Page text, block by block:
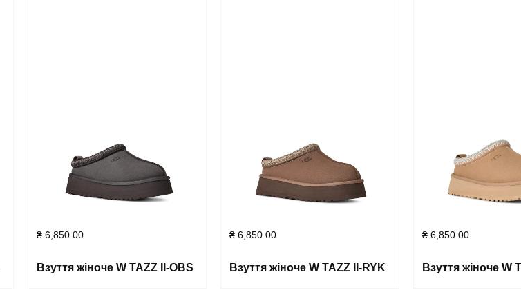
₴ 6,850.00
Взуття жіноче W TAZZ II-OBS
₴ 6,850.00
Взуття жіноче W TAZZ II-RYK
₴ 6,850.00
Взуття жіноче W